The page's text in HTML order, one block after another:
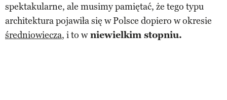
spektakularne, ale musimy pamiętać, że tego typu
architektura pojawiła się w Polsce dopiero w okresie
średniowiecza, i to wniewielkim stopniu.